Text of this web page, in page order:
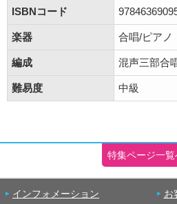
ISBNコード
楽器 合唱/ピアノ
編成 混声三部合
難易度 中級
特集ページ一覧
インフォメーション お